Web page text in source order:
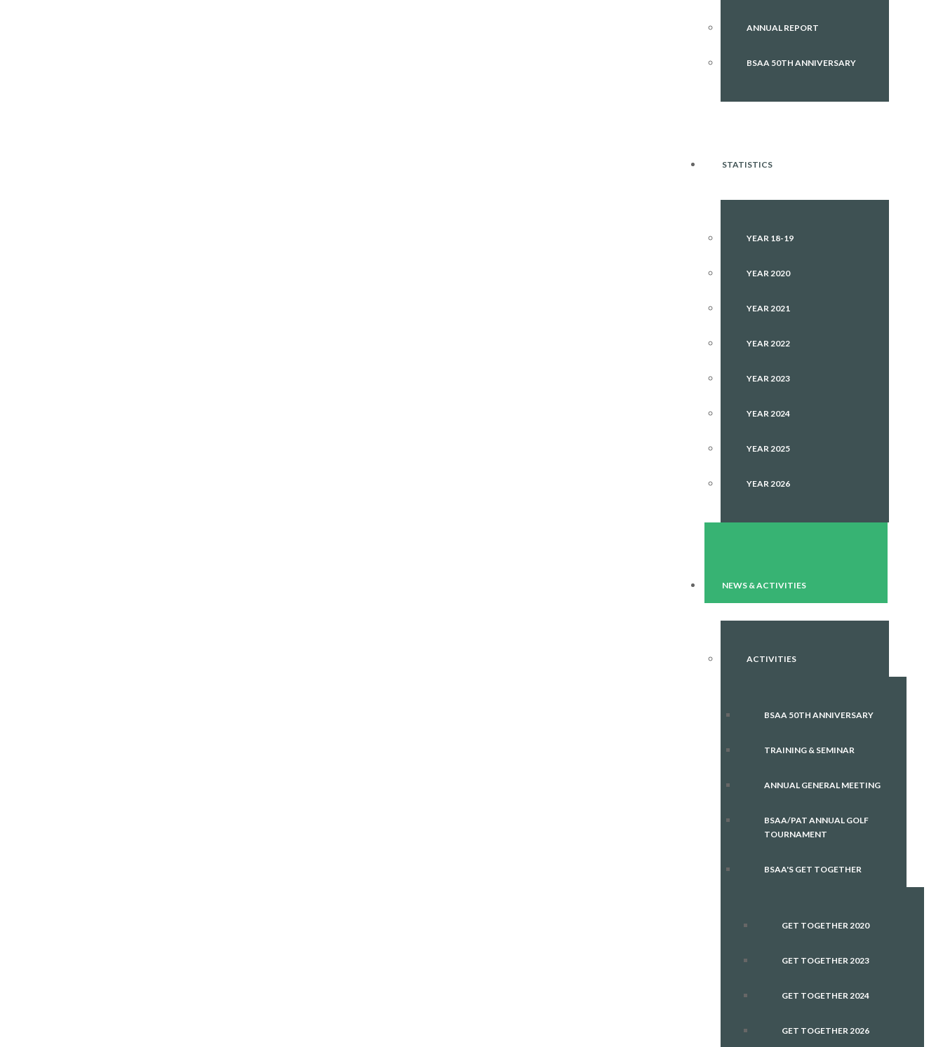
ANNUAL REPORT
BSAA 50TH ANNIVERSARY
STATISTICS
YEAR 18-19
YEAR 2020
YEAR 2021
YEAR 2022
YEAR 2023
YEAR 2024
YEAR 2025
YEAR 2026
NEWS & ACTIVITIES
ACTIVITIES
BSAA 50TH ANNIVERSARY
TRAINING & SEMINAR
ANNUAL GENERAL MEETING
BSAA/PAT ANNUAL GOLF
TOURNAMENT
BSAA'S GET TOGETHER
GET TOGETHER 2020
GET TOGETHER 2023
GET TOGETHER 2024
GET TOGETHER 2026